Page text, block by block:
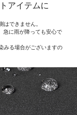
アイテムに
はできません。
急に雨が降っても安心で
みる場合がございますの